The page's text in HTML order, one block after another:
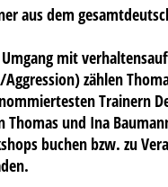
aus dem
mit
zählen
Trainern
Thomas und Ina
buchen bzw. zu